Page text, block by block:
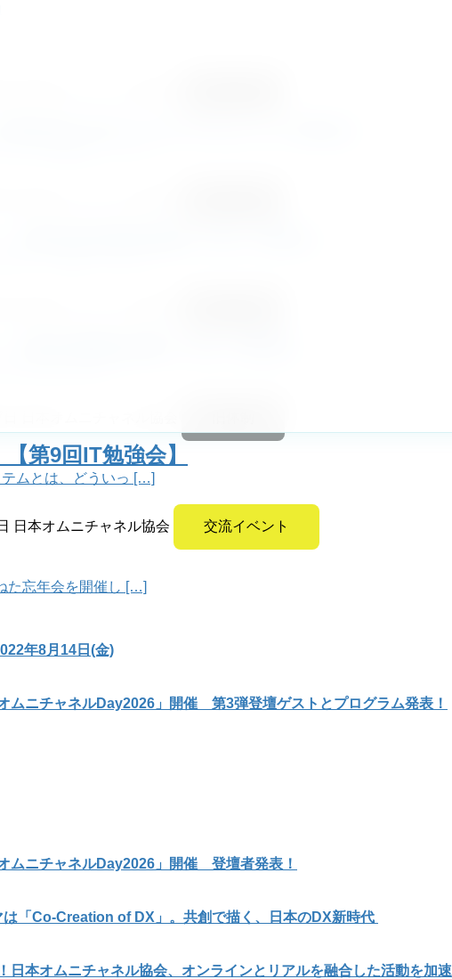
第8回SCM(サプライチェーン)部会】
ンへの取組み』 ゲ […]
第9回従業員体験（EX）部会】
か？』 要旨：コロ […]
第9回顧客体験（CX）部会】
おける広い意 […]
第9回IT勉強会】
ムとは、どういっ […]
日本オムニチャネル協会 交流イベント
た忘年会を開催し […]
年8月14日(金)
ムニチャネルDay2026」開催 第3弾登壇ゲストとプログラム発表！
ムニチャネルDay2026」開催 登壇者発表！
は「Co-Creation of DX」。共創で描く、日本のDX新時代
日本オムニチャネル協会、オンラインとリアルを融合した活動を加速